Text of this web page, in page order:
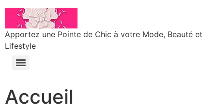
Apportez une Pointe de Chic à votre Mode, Beauté et
Lifestyle
Accueil